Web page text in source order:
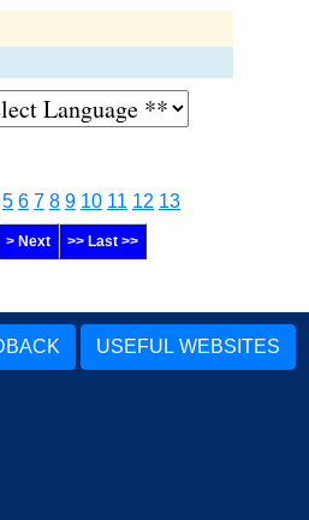
5 6 7 8 9 10 11 12 13
> Next >> Last >>
USEFUL WEBSITES